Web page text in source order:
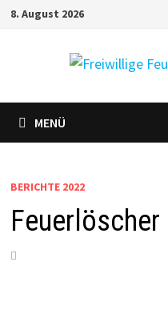
Zum8. August 2026
MENÜ
BERICHTE 2022